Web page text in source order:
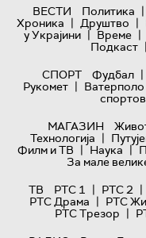
ВЕСТИ Политика |
Хроника | Друштво |
у Украјини | Време |
Подкаст |
СПОРТ
Фудбал |
Рукомет | Ватерполо
МАГАЗИН
Технологијa |
Филм и ТВ | Наука |
За мале
ТВ
РТС 1 | РТС 2 |
РТС Драма | РТС
РТС Трезор |